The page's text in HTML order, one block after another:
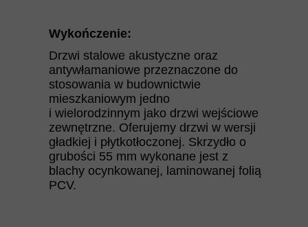
Drzwi stalowe akustyczne oraz
antywłamaniowe przeznaczone do
stosowania w budownictwie
mieszkaniowym jedno
i wielorodzinnym jako drzwi wejściowe
zewnętrzne. Oferujemy drzwi w wersji
gładkiej i płytkotłoczonej. Skrzydło o
grubości 55 mm wykonane jest z
blachy ocynkowanej, laminowanej folią
PCV.
Wykończenie: